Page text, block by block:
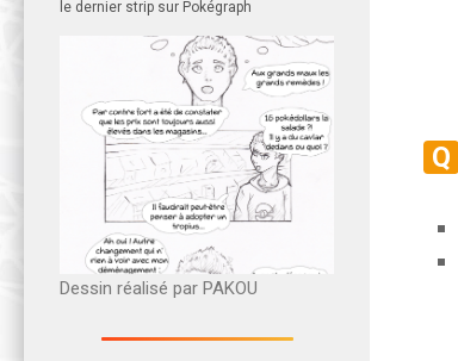
le dernier strip sur Pokégraph
Dessin réalisé par PAKOU